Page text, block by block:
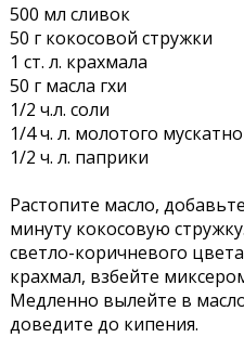
500 мл сливок
50 г кокосовой стружки
1 ст. л. крахмала
50 г масла гхи
1/2 ч.л. соли
1/4 ч. л. молотого
1/2 ч. л. паприки
Растопите масло,
минуту кокосовую
светло-коричневого
крахмал, взбейте
Медленно вылейте в
доведите до кипения.